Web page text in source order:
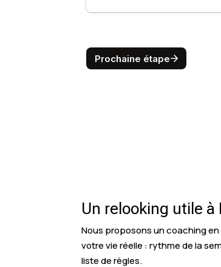
Un relooking utile à
Nous proposons un coaching
votre vie réelle : rythme de la
liste de règles.